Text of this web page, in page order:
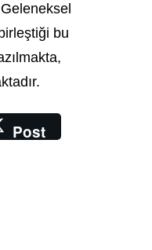
bu
Post